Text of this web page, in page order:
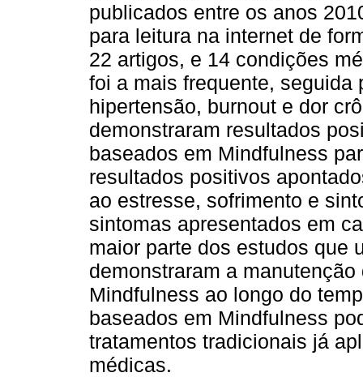
publicados entre os anos
para leitura na internet de
22 artigos, e 14 condições
foi a mais frequente, seguida
hipertensão, burnout e dor
demonstraram resultados
baseados em Mindfulness
resultados positivos
ao estresse, sofrimento e
sintomas apresentados em
maior parte dos estudos que
demonstraram a
Mindfulness ao longo do
baseados em Mindfulness
tratamentos tradicionais já
médicas.